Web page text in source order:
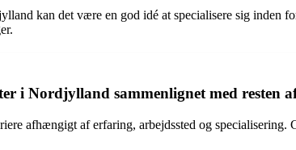
kan det være en god idé at specialisere sig inden
i Nordjylland sammenlignet med resten
afhængigt af erfaring, arbejdssted og